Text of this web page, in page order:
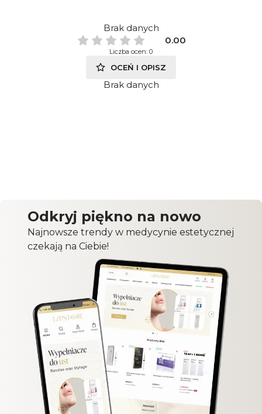
Brak danych
0.00
Liczba ocen: 0
OCEŃ I OPISZ
Brak danych
Odkryj piękno na nowo
Najnowsze trendy w medycynie estetycznej
czekają na Ciebie!